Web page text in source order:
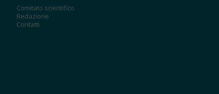
Comitato scientifico
Redazione
Contatti